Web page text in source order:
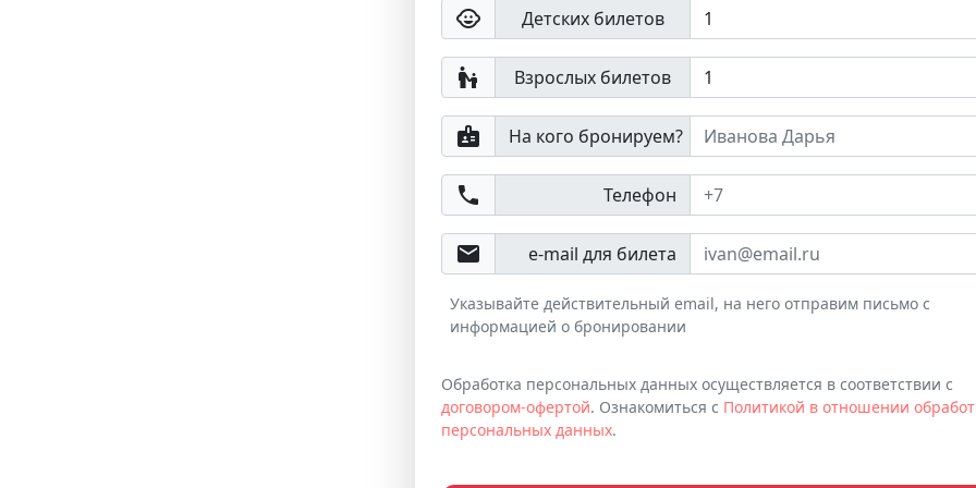
child_care Детских билетов
escalator_warning Взрослых билетов
badge На кого бронируем?
phone Телефон
email e-mail для билета
Указывайте действительный email, на него отправим письмо с
информацией о бронировании
Обработка персональных данных осуществляется в соответствии с
договором-офертой. Ознакомиться с Политикой в отношении
персональных данных.